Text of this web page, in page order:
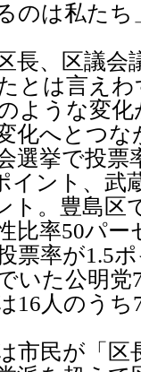
のは私た
長、区議会
とは言え
ような変
化へとつな
選挙で投
イント、武
ト。豊島区
比率50パ
票率が1.5
いた公明
16人のう
市民が「区